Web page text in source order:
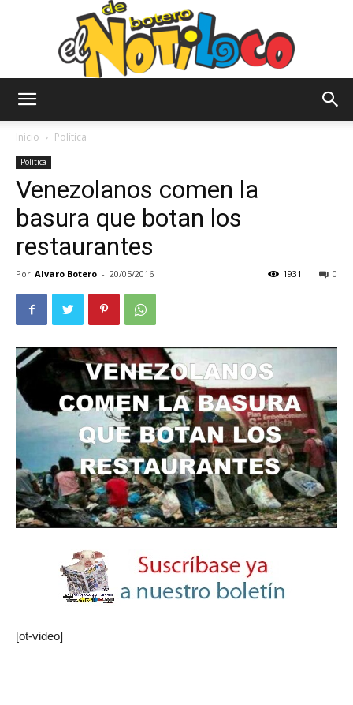
Notiloco
Inicio Política
Política
Venezolanos comen la
basura que botan los
restaurantes
Por Alvaro Botero - 20/05/2016 0
1931
[ot-video]